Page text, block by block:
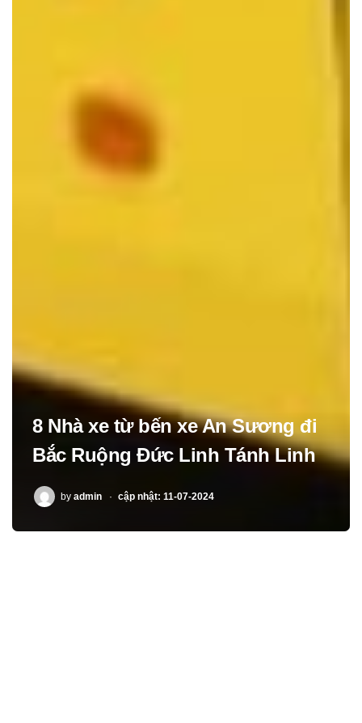
8 Nhà xe từ bến xe An Sương đi
Bắc Ruộng Đức Linh Tánh Linh
POSTED
by admin cập nhật: 11-07-2024